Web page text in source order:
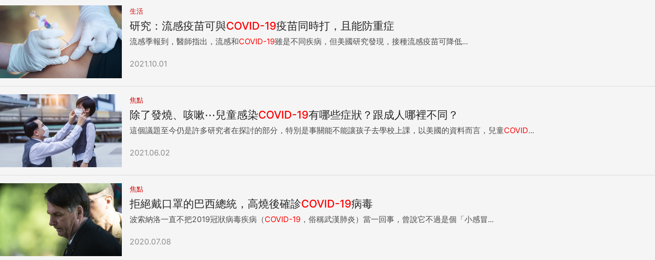
生活
研究：流感疫苗可與COVID-19疫苗同時打，且能防重症
流感季報到，醫師指出，流感和COVID-19雖是不同疾病，但美國研究發現，接種流感疫苗可降低...
2021.10.01
焦點
除了發燒、咳嗽⋯兒童感染COVID-19有哪些症狀？跟成人哪裡不同？
這個議題至今仍是許多研究者在探討的部分，特別是事關能不能讓孩子去學校上課，以美國的資料而言，兒童COVID...
2021.06.02
焦點
拒絕戴口罩的巴西總統，高燒後確診COVID-19病毒
波索納洛一直不把2019冠狀病毒疾病（COVID-19 ，俗稱武漢肺炎）當一回事，曾說它不過是個「小感冒...
2020.07.08